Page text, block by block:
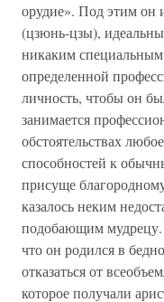
орудие». Под этим он
(цзюнь-цзы),
никаким специальным
определенной
личность, чтобы он
занимается
обстоятельствах
способностей к
присуще
казалось неким
подобающим
что он родился в
отказаться от
которое получали